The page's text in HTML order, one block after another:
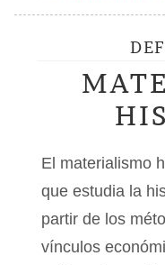
El materialismo
que estudia la
partir de los
vínculos